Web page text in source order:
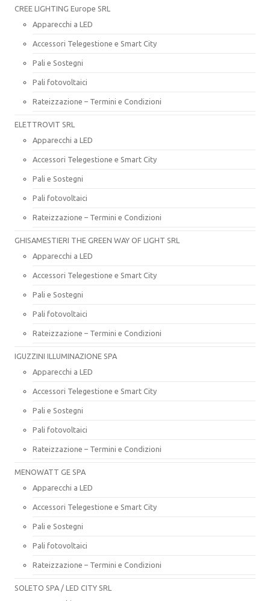
CREE LIGHTING Europe SRL
Apparecchi a LED
Accessori Telegestione e Smart City
Pali e Sostegni
Pali fotovoltaici
Rateizzazione – Termini e Condizioni
ELETTROVIT SRL
Apparecchi a LED
Accessori Telegestione e Smart City
Pali e Sostegni
Pali fotovoltaici
Rateizzazione – Termini e Condizioni
GHISAMESTIERI THE GREEN WAY OF LIGHT SRL
Apparecchi a LED
Accessori Telegestione e Smart City
Pali e Sostegni
Pali fotovoltaici
Rateizzazione – Termini e Condizioni
IGUZZINI ILLUMINAZIONE SPA
Apparecchi a LED
Accessori Telegestione e Smart City
Pali e Sostegni
Pali fotovoltaici
Rateizzazione – Termini e Condizioni
MENOWATT GE SPA
Apparecchi a LED
Accessori Telegestione e Smart City
Pali e Sostegni
Pali fotovoltaici
Rateizzazione – Termini e Condizioni
SOLETO SPA / LED CITY SRL